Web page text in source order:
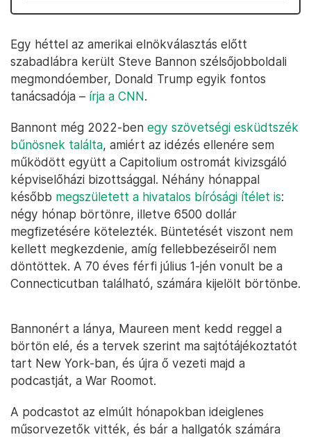
Egy héttel az amerikai elnökválasztás előtt
szabadlábra került Steve Bannon szélsőjobboldali
megmondóember, Donald Trump egyik fontos
tanácsadója – írja a CNN.
Bannont még 2022-ben egy szövetségi esküdtszék
bűnösnek találta, amiért az idézés ellenére sem
működött együtt a Capitolium ostromát kivizsgáló
képviselőházi bizottsággal. Néhány hónappal
később megszületett a hivatalos bírósági ítélet is:
négy hónap börtönre, illetve 6500 dollár
megfizetésére kötelezték. Büntetését viszont nem
kellett megkezdenie, amíg fellebbezéseiről nem
döntöttek. A 70 éves férfi július 1-jén vonult be a
Connecticutban található, számára kijelölt börtönbe.
Bannonért a lánya, Maureen ment kedd reggel a
börtön elé, és a tervek szerint ma sajtótájékoztatót
tart New York-ban, és újra ő vezeti majd a
podcastját, a War Roomot.
A podcastot az elmúlt hónapokban ideiglenes
műsorvezetők vitték, és bár a hallgatók számára